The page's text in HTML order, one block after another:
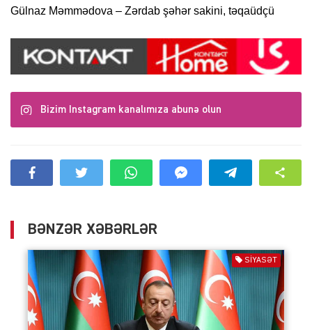
Gülnaz Məmmədova – Zərdab şəhər sakini, təqaüdçü
Bizim Instagram kanalımıza abunə olun
BƏNZƏR XƏBƏRLƏR
SIYASƏT